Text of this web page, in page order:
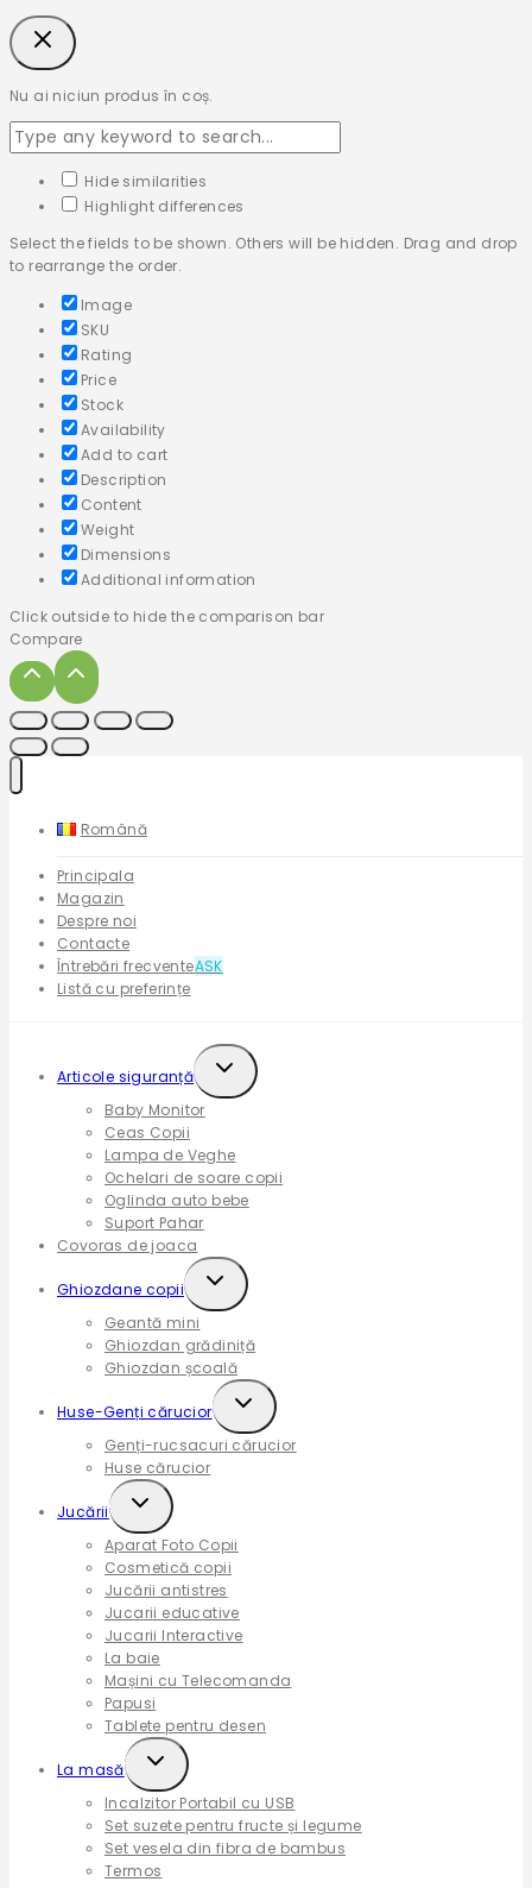
Nu ai niciun produs în coș.
Hide similarities
Highlight differences
Select the fields to be shown. Others will be hidden. Drag and drop
to rearrange the order.
Image
SKU
Rating
Price
Stock
Availability
Add to cart
Description
Content
Weight
Dimensions
Additional information
Click outside to hide the comparison bar
Compare
Română
Principala
Magazin
Despre noi
Contacte
Întrebări frecventeASK
Listă cu preferințe
Articole siguranță
Expand
Baby Monitor
Ceas Copii
Lampa de Veghe
Ochelari de soare copii
Oglinda auto bebe
Suport Pahar
Covoras de joaca
Ghiozdane copii
Expand
Geantă mini
Ghiozdan grădiniță
Ghiozdan școală
Huse-Genți cărucior
Expand
menu
Genți-rucsacuri cărucior
Huse cărucior
Jucării
Expand
menu
Aparat Foto Copii
Cosmetică copii
Jucării antistres
Jucarii educative
Jucarii Interactive
La baie
Mașini cu Telecomanda
Papusi
Tablete pentru desen
La masă
Expand
menu
Incalzitor Portabil cu USB
Set suzete pentru fructe și legume
Set vesela din fibra de bambus
Termos